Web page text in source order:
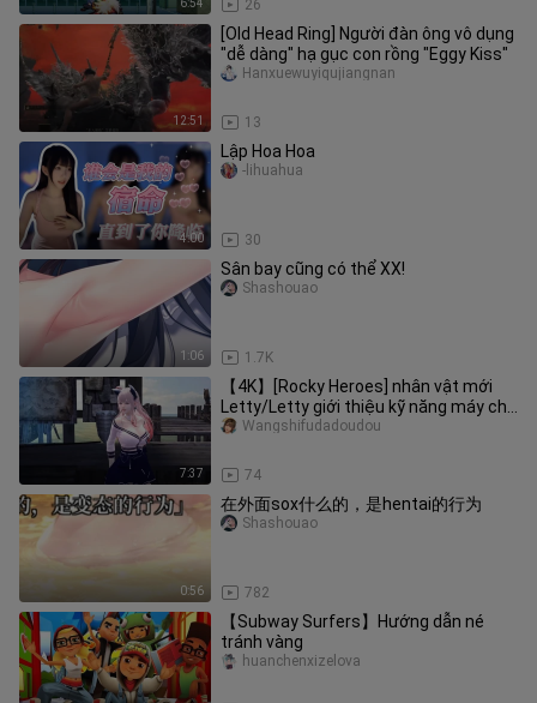
6:54 26
12:51
[Old Head Ring] Người đàn ông vô dụng
"dễ dàng" hạ gục con rồng "Eggy Kiss"
13
Hanxuewuyiqujiangnan
4:00
Lập Hoa Hoa
30
-lihuahua
1:06
Sân bay cũng có thể XX!
1.7K
Shashouao
7:37
【4K】[Rocky Heroes] nhân vật mới
Letty/Letty giới thiệu kỹ năng máy chủ
chính thức
74
Wangshifudadoudou
0:56
在外面sox什么的，是hentai的行为
782
Shashouao
【Subway Surfers】Hướng dẫn né
tránh vàng
huanchenxizelova